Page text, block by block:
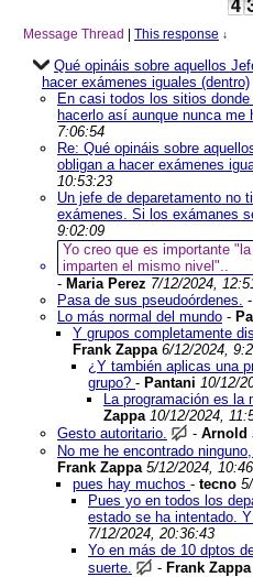
Message Thread This response ↓
Qué opináis sobre aquellos
hacer exámenes iguales (dentro)
En casi todos los sitios
hacerlo así aunque nunca me
7:06:54
Re: Qué opináis sobre
obligan a hacer exámenes
10:53:23
Un jefe de deparetamento no
exámenes. Si los exámanes
9:02:09
Yo creo que es importante
imparten el mismo nivel"..
- Maria Perez 7/12/2024,
Pasa de sus pseudoórdenes. -
Lo más normal del mundo -
Y grupos completamente
Frank Zappa 6/12/2024,
¿Y también aplicas una
grupo? - Pantani 10/12/
La programación es la
Zappa 10/12/2024,
Gesto autoritario.
- Arnold
No me he encontrado
Frank Zappa 5/12/2024,
pues hay muchos - tecno
Pues yo en todos los
estado se ha intentado.
7/12/2024, 20:36:43
Yo en más de 10 dptos
suerte.
- Frank Zappa